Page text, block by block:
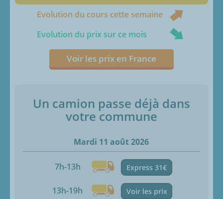
Evolution du cours cette semaine
Evolution du prix sur ce mois
Voir les prix en France
Un camion passe déjà dans
votre commune
Mardi 11 août 2026
7h-13h Express 31€
13h-19h Voir les prix